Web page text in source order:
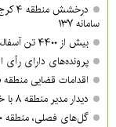
سامانه ۱۳۷
بیش از ۴۴۰۰ تن آسفالت در منطقه ۲ کرج توزیع شد
پرونده‌های دارای رأی اعاده
اقدامات قضایی منطقه ۵ کرج در وصول چک‌های برگشتی
دیدار مدیر منطقه ۸ با خانواده معظم شهید جواد ایزدی
گل‌های فصلی، منطقه ۱۰ را زیباتر کردند